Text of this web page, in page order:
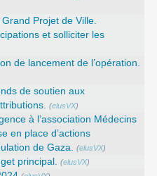
Projet de Ville.
et solliciter les
de lancement de l’opération.
de soutien aux
(elusVX)
à l’association Médecins
en place d’actions
de Gaza.
(elusVX)
principal. (elusVX)